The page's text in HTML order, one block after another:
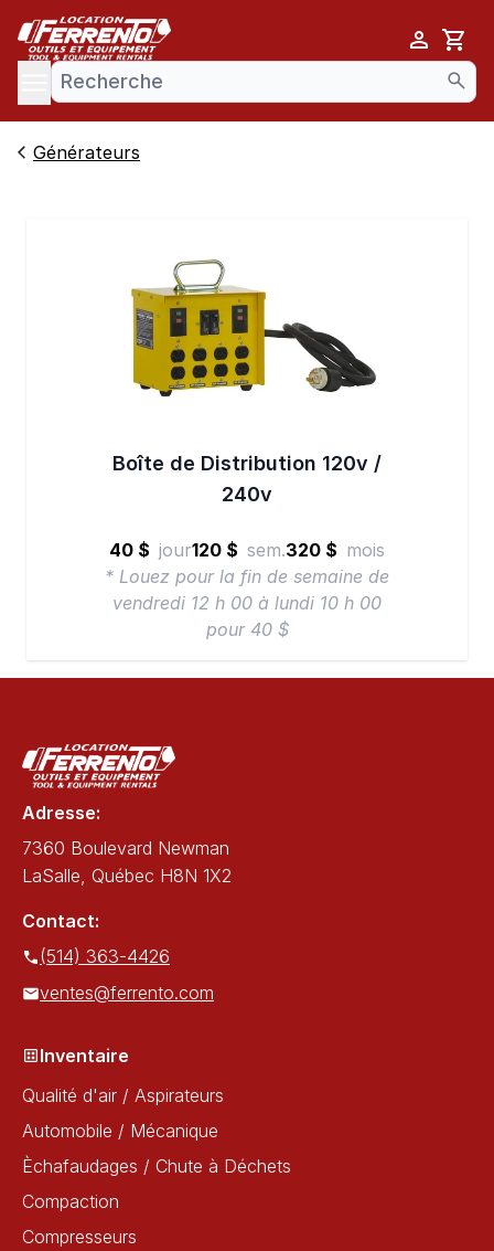
Cart
menu
Générateurs
Boîte de Distribution 120v /
240v
40 $ jour120 $ sem.320 $ mois
* Louez pour la fin de semaine de
vendredi 12 h 00 à lundi 10 h 00
pour 40 $
Adresse:
7360 Boulevard Newman
LaSalle, Québec H8N 1X2
Contact:
(514) 363-4426
ventes@ferrento.com
Inventaire
Qualité d'air / Aspirateurs
Automobile / Mécanique
Èchafaudages / Chute à Déchets
Compaction
Compresseurs